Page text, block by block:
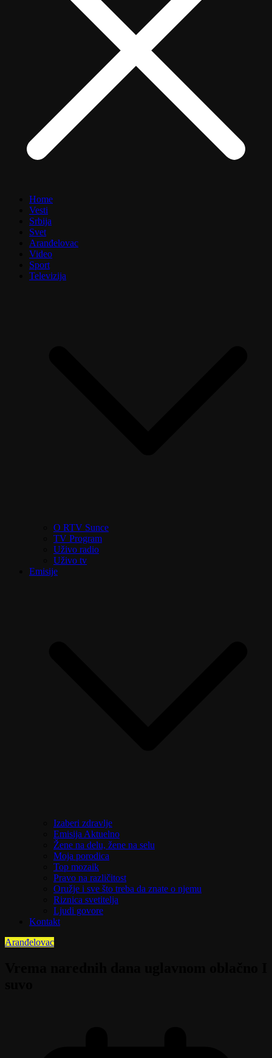
Home
Vesti
Srbija
Svet
Aranđelovac
Video
Sport
Televizija
O RTV Sunce
TV Program
Uživo radio
Uživo tv
Emisije
Izaberi zdravlje
Emisija Aktuelno
Žene na delu, žene na selu
Moja porodica
Top mozaik
Pravo na različitost
Oružje i sve što treba da znate o njemu
Riznica svetitelja
Ljudi govore
Kontakt
Aranđelovac